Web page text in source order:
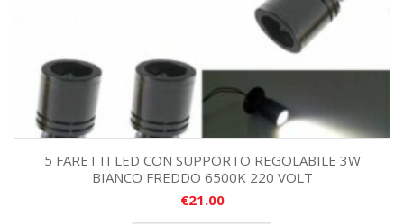
5 FARETTI LED CON SUPPORTO REGOLABILE 3W
BIANCO FREDDO 6500K 220 VOLT
€21.00